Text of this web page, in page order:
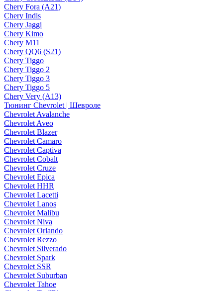
Chery Fora (A21)
Chery Indis
Chery Jaggi
Chery Kimo
Chery M11
Chery QQ6 (S21)
Chery Tiggo
Chery Tiggo 2
Chery Tiggo 3
Chery Tiggo 5
Chery Very (A13)
Тюнинг Chevrolet | Шевроле
Chevrolet Avalanche
Chevrolet Aveo
Chevrolet Blazer
Chevrolet Camaro
Chevrolet Captiva
Chevrolet Cobalt
Chevrolet Cruze
Chevrolet Epica
Chevrolet HHR
Chevrolet Lacetti
Chevrolet Lanos
Chevrolet Malibu
Chevrolet Niva
Chevrolet Orlando
Chevrolet Rezzo
Chevrolet Silverado
Chevrolet Spark
Chevrolet SSR
Chevrolet Suburban
Chevrolet Tahoe